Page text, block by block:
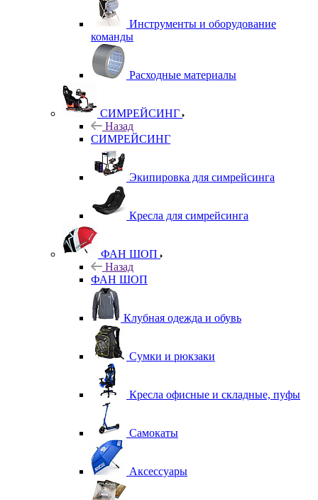
Инструменты и оборудование
команды
Расходные материалы
СИМРЕЙСИНГ
Назад
СИМРЕЙСИНГ
Экипировка для симрейсинга
Кресла для симрейсинга
ФАН ШОП
Назад
ФАН ШОП
Клубная одежда и обувь
Сумки и рюкзаки
Кресла офисные и складные, пуфы
Самокаты
Аксессуары